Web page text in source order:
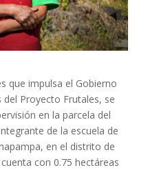
que impulsa el Gobierno
Proyecto Frutales, se
en la parcela del
de la escuela de
en el distrito de
con 0.75 hectáreas